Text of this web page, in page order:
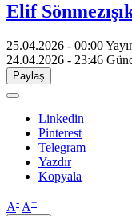
Elif
25.04.2026 - 00:00
24.04.2026 - 23:46
Paylaş
Linkedin
Pinterest
Telegram
Yazdır
Kopyala
A- A+